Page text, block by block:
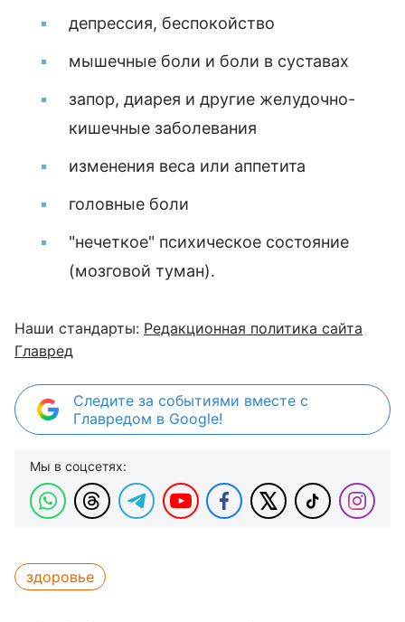
депрессия, беспокойство
мышечные боли и боли в суставах
запор, диарея и другие желудочно-
кишечные заболевания
изменения веса или аппетита
головные боли
"нечеткое" психическое состояние
(мозговой туман).
Наши стандарты: Редакционная политика сайта
Главред
Следите за событиями вместе с
Главредом в Google!
Мы в соцсетях:
здоровье